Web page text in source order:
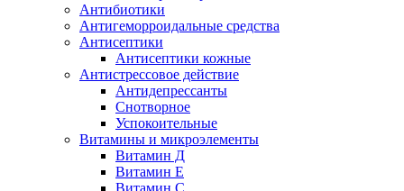
Антибиотики
Антигеморроидальные средства
Антисептики
Антисептики кожные
Антистрессовое действие
Антидепрессанты
Снотворное
Успокоительные
Витамины и микроэлементы
Витамин Д
Витамин Е
Витамин С